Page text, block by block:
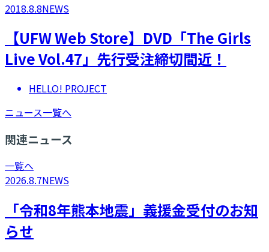
2018.8.8NEWS
【UFW Web Store】DVD「The Girls
Live Vol.47」先行受注締切間近！
HELLO! PROJECT
ニュース一覧へ
関連ニュース
一覧へ
2026.8.7NEWS
「令和8年熊本地震」義援金受付のお知
らせ